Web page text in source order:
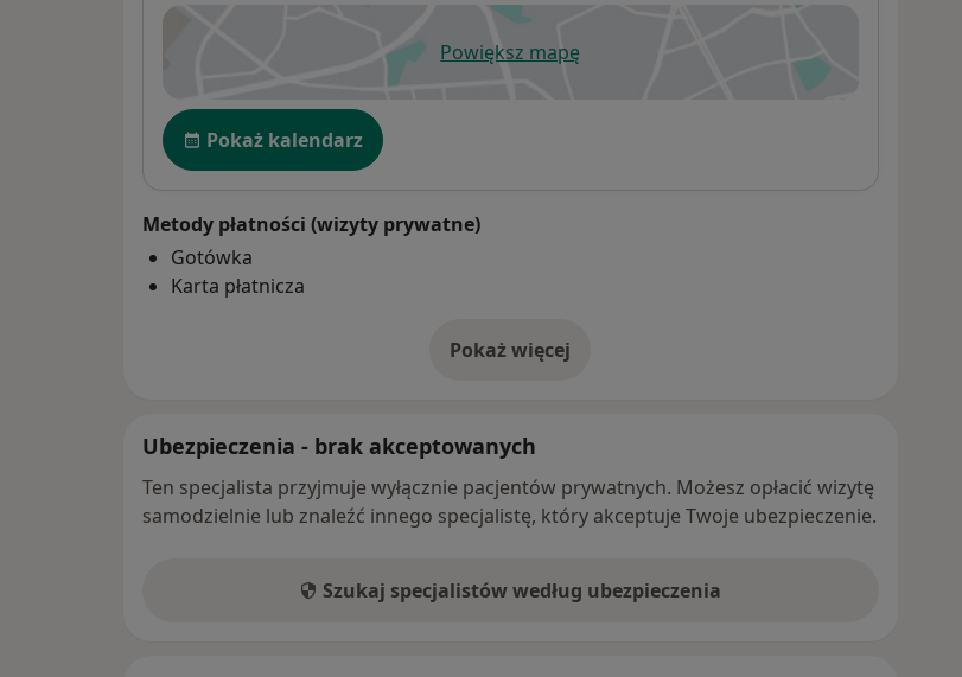
Powiększ mapęotwiera się w nowej karcie
Dostępność
Pokaż kalendarz
Metody płatności (wizyty prywatne)
Gotówka
Karta płatnicza
Pokaż więcej
o adresie
Ubezpieczenia - brak akceptowanych
Ten specjalista przyjmuje wyłącznie pacjentów prywatnych. Możesz opłacić wizytę
samodzielnie lub znaleźć innego specjalistę, który akceptuje Twoje ubezpieczenie.
Szukaj specjalistów według ubezpieczenia